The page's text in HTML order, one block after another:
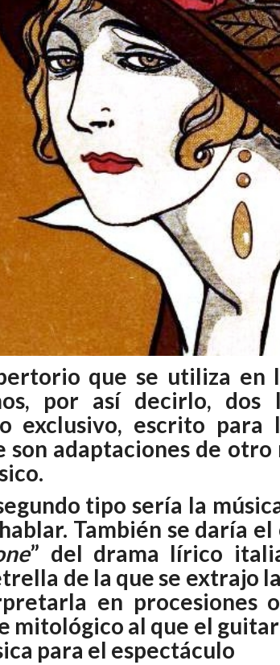
que se utiliza en
por así decirlo, dos
exclusivo, escrito para
son adaptaciones de
tipo sería la
También se daría
” del drama lírico
de la que se extrajo
en procesiones
mitológico al que el
para el espectáculo